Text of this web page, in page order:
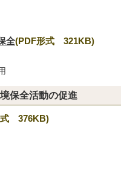
全(PDF形式 321KB)
保全活動の促進
式 376KB)